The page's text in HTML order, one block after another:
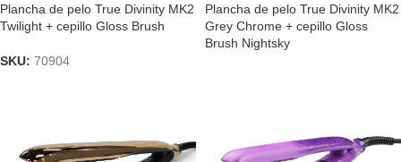
Plancha de pelo True Divinity MK2
Twilight + cepillo Gloss Brush
SKU: 70904
Plancha de pelo True Divinity MK2
Grey Chrome + cepillo Gloss
Brush Nightsky